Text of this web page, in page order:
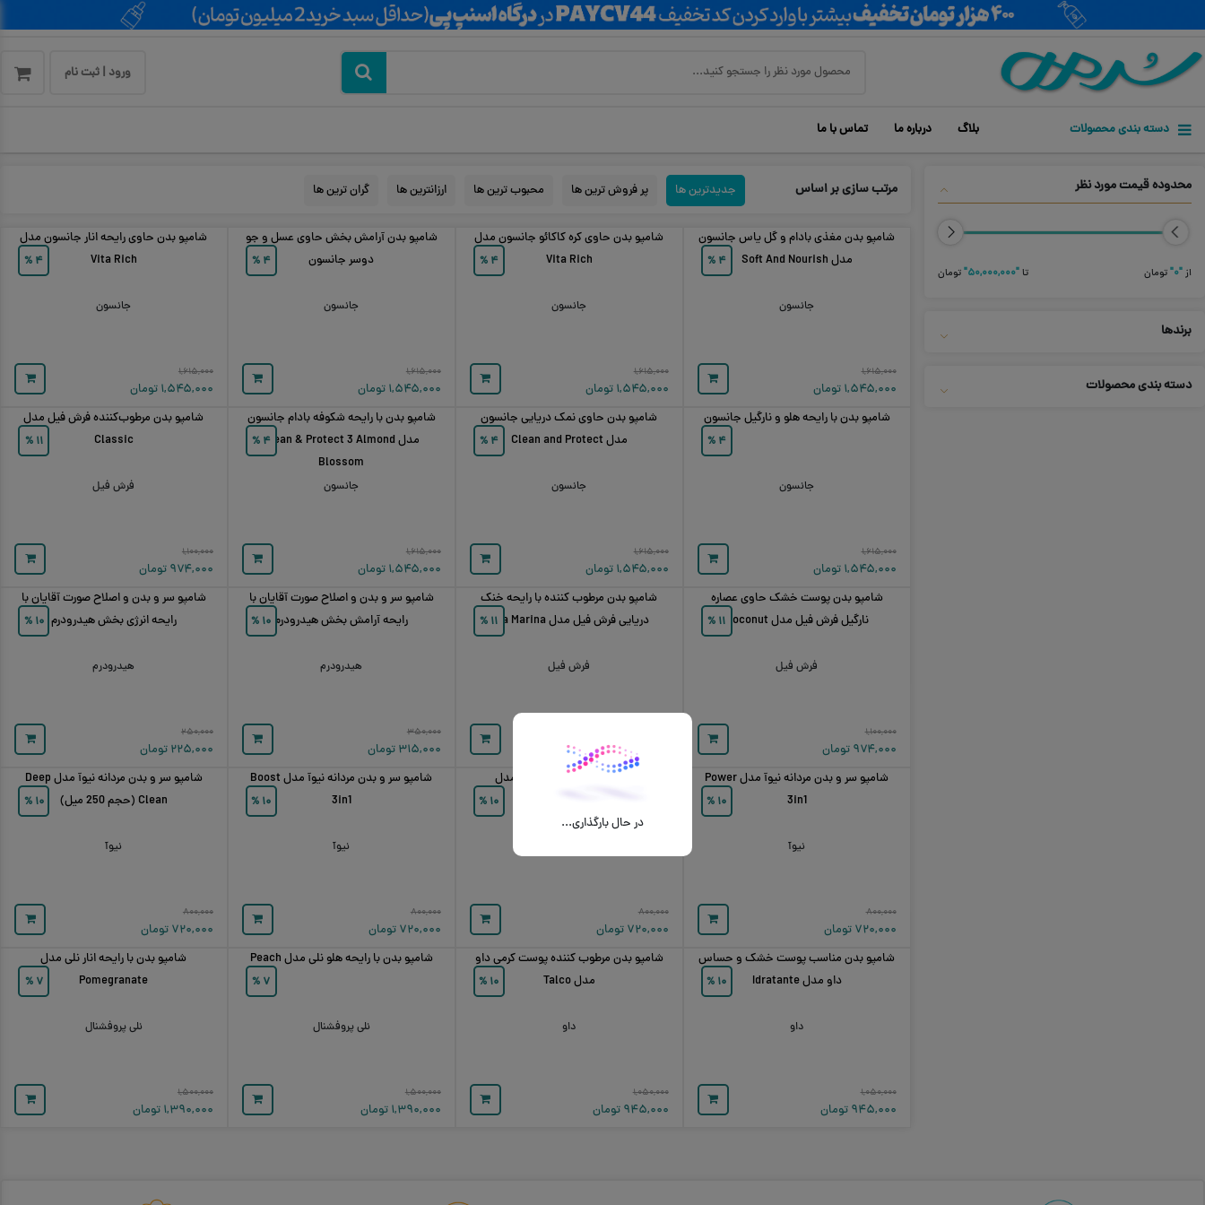
ورود | ثبت نام
دسته بندی محصولات بلاگ درباره ما تماس با ما
محدوده قیمت مورد نظر
از"۰" تومان تا"۵۰,۰۰۰,۰۰۰" تومان
برندها
دسته بندی محصولات
مرتب سازی بر اساس جدیدترین ها پر فروش ترین ها محبوب ترین ها ارزانترین ها گران ترین ها
۴ %
شامپو بدن مغذی بادام و گل یاس جانسون
مدل Soft And Nourish
جانسون
۱,۶۱۵,۰۰۰
۱,۵۴۵,۰۰۰ تومان
۴ %
شامپو بدن حاوی کره کاکائو جانسون مدل
Vita Rich
جانسون
۱,۶۱۵,۰۰۰
۱,۵۴۵,۰۰۰ تومان
۴ %
شامپو بدن آرامش بخش حاوی عسل و جو
دوسر جانسون
جانسون
۱,۶۱۵,۰۰۰
۱,۵۴۵,۰۰۰ تومان
۴ %
شامپو بدن حاوی رایحه انار جانسون مدل
Vita Rich
جانسون
۱,۶۱۵,۰۰۰
۱,۵۴۵,۰۰۰ تومان
۴ %
شامپو بدن با رایحه هلو و نارگیل جانسون
جانسون
۱,۶۱۵,۰۰۰
۱,۵۴۵,۰۰۰ تومان
۴ %
شامپو بدن حاوی نمک دریایی جانسون
مدل Clean and Protect
جانسون
۱,۶۱۵,۰۰۰
۱,۵۴۵,۰۰۰ تومان
۴ %
شامپو بدن با رایحه شکوفه بادام جانسون
مدل Clean & Protect 3 Almond
Blossom
جانسون
۱,۶۱۵,۰۰۰
۱,۵۴۵,۰۰۰ تومان
۱۱ %
شامپو بدن مرطوب‌کننده فرش فیل مدل
Classic
فرش فیل
۱,۱۰۰,۰۰۰
۹۷۴,۰۰۰ تومان
۱۱ %
شامپو بدن پوست خشک حاوی عصاره
نارگیل فرش فیل مدل Coconut
فرش فیل
۱,۱۰۰,۰۰۰
۹۷۴,۰۰۰ تومان
۱۱ %
شامپو بدن مرطوب کننده با رایحه خنک
دریایی فرش فیل مدل Spa Marina
فرش فیل
۹۷۴,۰۰۰تومان
۱۰ %
شامپو سر و بدن و اصلاح صورت آقایان با
رایحه آرامش بخش هیدرودرم
هیدرودرم
۳۵۰,۰۰۰
۳۱۵,۰۰۰ تومان
۱۰ %
شامپو سر و بدن و اصلاح صورت آقایان با
رایحه انرژی بخش هیدرودرم
هیدرودرم
۲۵۰,۰۰۰
۲۲۵,۰۰۰ تومان
۱۰ %
شامپو سر و بدن مردانه نیوآ مدل Power
3in1
نیوآ
۸۰۰,۰۰۰
۷۲۰,۰۰۰ تومان
۱۰ %
شامپو سر و بدن مردانه نیوآ مدل
۸۰۰,۰۰۰
۷۲۰,۰۰۰ تومان
۱۰ %
شامپو سر و بدن مردانه نیوآ مدل Boost
3in1
نیوآ
۸۰۰,۰۰۰
۷۲۰,۰۰۰ تومان
۱۰ %
شامپو سر و بدن مردانه نیوآ مدل Deep
Clean (حجم 250 میل)
نیوآ
۸۰۰,۰۰۰
۷۲۰,۰۰۰ تومان
۱۰ %
شامپو بدن مناسب پوست خشک و حساس
داو مدل Idratante
داو
۱,۰۵۰,۰۰۰
۹۴۵,۰۰۰ تومان
۱۰ %
شامپو بدن مرطوب کننده پوست کرمی داو
مدل Talco
داو
۱,۰۵۰,۰۰۰
۹۴۵,۰۰۰ تومان
۷ %
شامپو بدن با رایحه هلو نلی مدل Peach
نلی پروفشنال
۱,۵۰۰,۰۰۰
۱,۳۹۰,۰۰۰ تومان
۷ %
شامپو بدن با رایحه انار نلی مدل
Pomegranate
نلی پروفشنال
۱,۵۰۰,۰۰۰
۱,۳۹۰,۰۰۰ تومان
در حال بارگذاری...